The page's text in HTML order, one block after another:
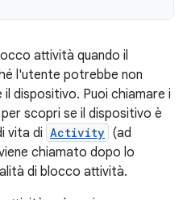
attività quando il
l'utente potrebbe non
dispositivo. Puoi chiamare i
per scopri se il dispositivo è
vita di Activity (ad
chiamato dopo lo
di blocco attività.